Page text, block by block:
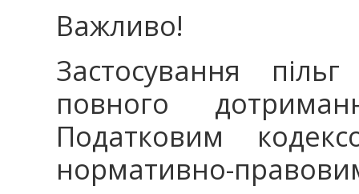
Важливо!
Застосування
повного
Податковим
нормативно-